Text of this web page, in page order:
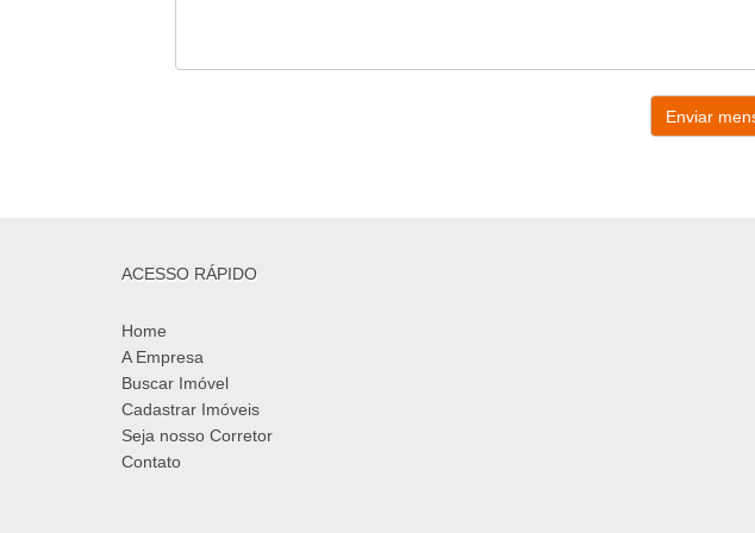
ACESSO RÁPIDO
Home
A Empresa
Buscar Imóvel
Cadastrar Imóveis
Seja nosso Corretor
Contato